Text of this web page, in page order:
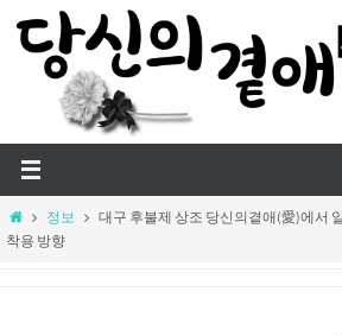
content
Home정보
대구 후불제 상조 당신의곁애(愛)에서
착용 방향